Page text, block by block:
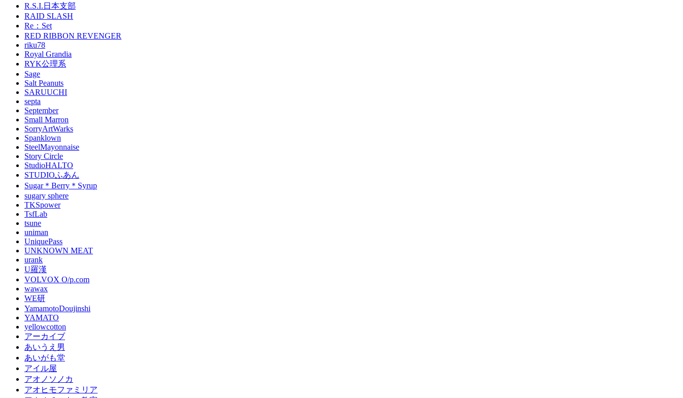
R.S.I.日本支部
RAID SLASH
Re：Set
RED RIBBON REVENGER
riku78
Royal Grandia
RYK公理系
Sage
Salt Peanuts
SARUUCHI
septa
September
Small Marron
SorryArtWarks
Spanklown
SteelMayonnaise
Story Circle
StudioHALTO
STUDIOふあん
Sugar＊Berry＊Syrup
sugary sphere
TKSpower
TsfLab
tsune
uniman
UniquePass
UNKNOWN MEAT
urank
U羅漢
VOLVOX O/p.com
wawax
WE研
YamamotoDoujinshi
YAMATO
yellowcotton
アーカイブ
あいうえ男
あいがも堂
アイル屋
アオノソノカ
アオヒモファミリア